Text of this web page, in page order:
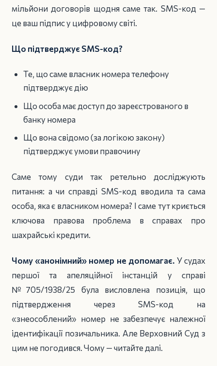
мільйони договорів щодня саме так. SMS-код —
це ваш підпис у цифровому світі.
Що підтверджує SMS-код?
Те, що саме власник номера телефону
підтверджує дію
Що особа має доступ до зареєстрованого в
банку номера
Що вона свідомо (за логікою закону)
підтверджує умови правочину
Саме тому суди так ретельно досліджують
питання: а чи справді SMS-код вводила та сама
особа, яка є власником номера? І саме тут криється
ключова правова проблема в справах про
шахрайські кредити.
Чому «анонімний» номер не допомагає. У судах
першої та апеляційної інстанцій у справі
№705/1938/25 була висловлена позиція, що
підтвердження через SMS-код на
«знеособлений» номер не забезпечує належної
ідентифікації позичальника. Але Верховний Суд з
цим не погодився. Чому — читайте далі.